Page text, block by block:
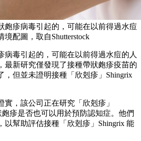
皰疹病毒引起的，可能在以前得過水痘
配圖，取自Shutterstock
病毒引起的，可能在以前得過水痘的人
最新研究僅發現了接種帶狀皰疹疫苗的
，但並未證明接種「欣剋疹」Shingrix
實，該公司正在研究「欣剋疹」
皰疹是否也可以用於預防認知症。他們
以幫助評估接種「欣剋疹」Shingrix 能